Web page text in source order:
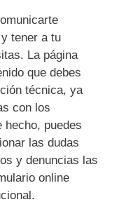
tener a tu
La página
que debes
técnica, ya
con los
puedes
las dudas
y denuncias las
online